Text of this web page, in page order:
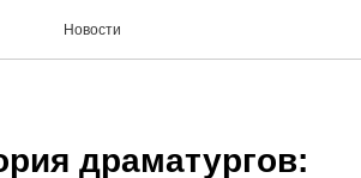
Новости
драматургов: